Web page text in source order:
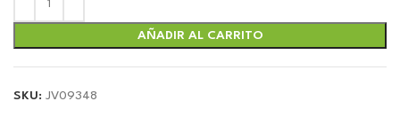
AÑADIR AL CARRITO
SKU: JV09348